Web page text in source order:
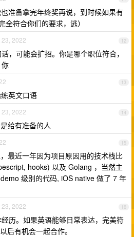
准备拿完年终奖再说，到时候如果有
符合你们的要求，逃）
12
23, 2022
，可能会扩招。你是哪个职位符合，
13
英文口语
14
23, 2022
给有准备的人
15
最近一年因为项目原因用的技术栈比
hooks) 以及 Golang ，当然主
级别的代码, iOS native 做了 7 年
16
23, 2022
历。如果英语能够日常表达，完美符
后有机会一起合作。